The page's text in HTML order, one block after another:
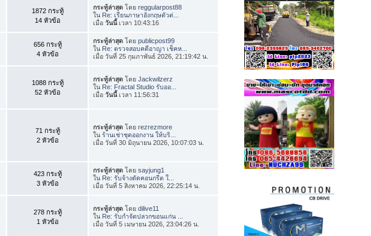
1872 กระทู้
14 หัวข้อ
กระทู้ล่าสุด โดยreggularpost88
ใน Re: เรียนภาษาอังกฤษตัวต่...
เมื่อวันนี้เวลา 10:43:16
656 กระทู้
4 หัวข้อ
กระทู้ล่าสุด โดยpublicpost99
ใน Re: ตรวจสอบคดีอาญา เช็คห...
เมื่อ วันที่ 25 กุมภาพันธ์ 2026, 21:19:42 น.
1088 กระทู้
52 หัวข้อ
กระทู้ล่าสุด โดยJackwilzerz
ใน Re: Fractal Studio รับออ...
เมื่อวันนี้เวลา 11:56:31
71 กระทู้
2 หัวข้อ
กระทู้ล่าสุด โดยrezrezmore
ในร้านเช่าชุดออกงาน ให้บริ...
เมื่อ วันที่ 30 มิถุนายน 2026, 10:07:03 น.
423 กระทู้
3 หัวข้อ
กระทู้ล่าสุด โดยsayjung1
ใน Re: รับจ้างตัดคอนกรีต ใ...
เมื่อ วันที่ 5 สิงหาคม 2026, 22:25:14 น.
278 กระทู้
1 หัวข้อ
กระทู้ล่าสุด โดยdilive11
ใน Re: รับกำจัดปลวกขอนแก่น ...
เมื่อ วันที่ 5 เมษายน 2026, 23:04:26 น.